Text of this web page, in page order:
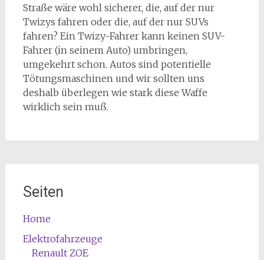
Straße wäre wohl sicherer, die, auf der nur
Twizys fahren oder die, auf der nur SUVs
fahren? Ein Twizy-Fahrer kann keinen SUV-
Fahrer (in seinem Auto) umbringen,
umgekehrt schon. Autos sind potentielle
Tötungsmaschinen und wir sollten uns
deshalb überlegen wie stark diese Waffe
wirklich sein muß.
Seiten
Home
Elektrofahrzeuge
Renault ZOE